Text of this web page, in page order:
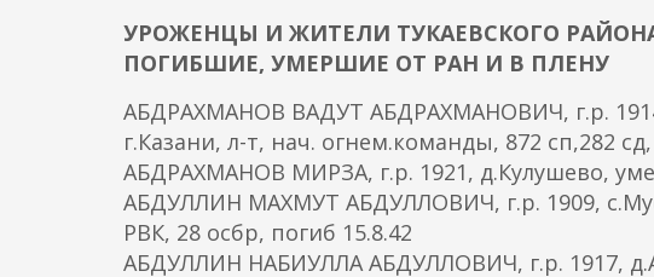
УРОЖЕНЦЫ И ЖИТЕЛИ ТУКАЕВСКОГО
ПОГИБШИЕ, УМЕРШИЕ ОТ РАН И В ПЛЕНУ
АБДРАХМАНОВ ВАДУТ АБДРАХМАНОВИЧ, г.р.
г.Казани, л-т, нач. огнем.команды, 872 сп,282
АБДРАХМАНОВ МИРЗА, г.р. 1921, д.Кулушево,
АБДУЛЛИН МАХМУТ АБДУЛЛОВИЧ, г.р. 1909,
РВК, 28 осбр, погиб 15.8.42
АБДУЛЛИН НАБИУЛЛА АБДУЛЛОВИЧ, г.р. 1917,